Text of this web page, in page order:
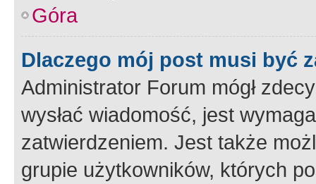
Góra
Dlaczego mój post musi być
Administrator Forum mógł
wysłać wiadomość, jest
zatwierdzeniem. Jest także
grupie użytkowników, których